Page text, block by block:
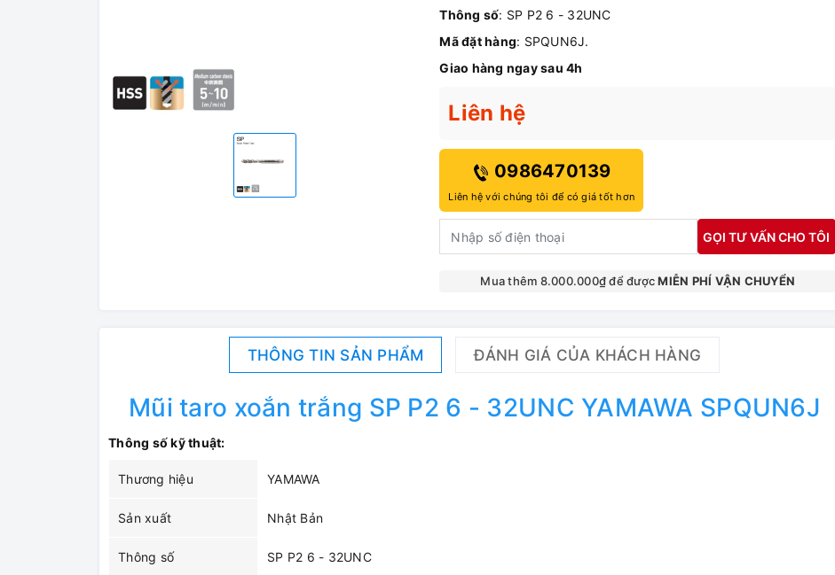
Thông số: SP P2 6 - 32UNC
Mã đặt hàng: SPQUN6J.
Giao hàng ngay sau 4h
Liên hệ
0986470139
Liên hệ với chúng tôi để có giá tốt hơn
GỌI TƯ VẤN CHO TÔI
Mua thêm 8.000.000₫ để đượcMIỄN PHÍ VẬN CHUYỂN
THÔNG TIN SẢN PHẨM ĐÁNH GIÁ CỦA KHÁCH HÀNG
Mũi taro xoắn trắng SP P2 6 - 32UNC YAMAWA SPQUN6J
Thông số kỹ thuật:
Thương hiệu YAMAWA
Sản xuất Nhật Bản
Thông số SP P2 6 - 32UNC